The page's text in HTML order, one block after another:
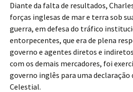
Diante da falta de resultados,
forças inglesas de mar e terra sob
guerra, em defesa do tráfico
entorpecentes, que era de plena
governo e agentes diretos e
com os demais mercadores, foi
governo inglês para uma declaração
Celestial.